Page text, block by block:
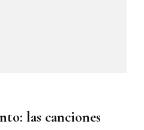
las canciones